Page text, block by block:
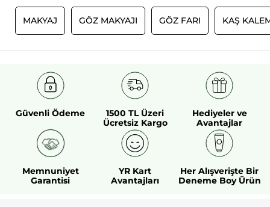
MAKYAJ GÖZ MAKYAJI GÖZ FARI KAŞ
Güvenli Ödeme
1500 TL Üzeri
Ücretsiz Kargo
Hediyeler ve
Avantajlar
Memnuniyet
Garantisi
YR Kart
Avantajları
Her Alışverişte Bir
Deneme Boy Ürün